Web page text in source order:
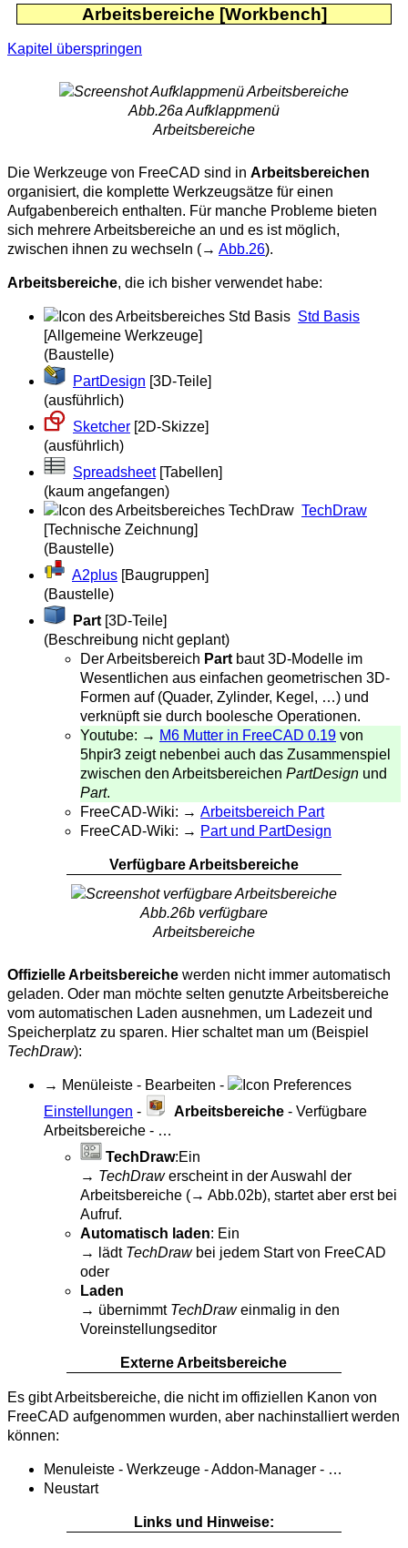
Arbeitsbereiche [Workbench]
Kapitel überspringen
Abb.26a Aufklappmenü
Arbeitsbereiche
Die Werkzeuge von FreeCAD sind in Arbeitsbereichen
organisiert, die komplette Werkzeugsätze für einen
Aufgabenbereich enthalten. Für manche Probleme bieten
sich mehrere Arbeitsbereiche an und es ist möglich,
zwischen ihnen zu wechseln (→ Abb.26).
Arbeitsbereiche, die ich bisher verwendet habe:
Std Basis
[Allgemeine Werkzeuge]
(Baustelle)
PartDesign [3D-Teile]
(ausführlich)
Sketcher [2D-Skizze]
(ausführlich)
Spreadsheet[Tabellen]
(kaum angefangen)
TechDraw
[Technische Zeichnung]
(Baustelle)
A2plus [Baugruppen]
(Baustelle)
Part [3D-Teile]
(Beschreibung nicht geplant)
Der Arbeitsbereich Part baut 3D-Modelle im
Wesentlichen aus einfachen geometrischen 3D-
Formen auf (Quader, Zylinder, Kegel, …) und
verknüpft sie durch boolesche Operationen.
Youtube: → M6 Mutter in FreeCAD 0.19 von
5hpir3 zeigt nebenbei auch das Zusammenspiel
zwischen den Arbeitsbereichen PartDesign und
Part.
FreeCAD-Wiki: → Arbeitsbereich Part
FreeCAD-Wiki: → Part und PartDesign
Verfügbare Arbeitsbereiche
Abb.26b verfügbare
Arbeitsbereiche
Offizielle Arbeitsbereiche werden nicht immer automatisch
geladen. Oder man möchte selten genutzte Arbeitsbereiche
vom automatischen Laden ausnehmen, um Ladezeit und
Speicherplatz zu sparen. Hier schaltet man um (Beispiel
TechDraw):
→ Menüleiste - Bearbeiten -
Einstellungen - Arbeitsbereiche - Verfügbare
Arbeitsbereiche - …
TechDraw:Ein
→ TechDrawerscheint in der Auswahl der
Arbeitsbereiche (→ Abb.02b), startet aber erst bei
Aufruf.
Automatisch laden: Ein
→ lädt TechDrawbei jedem Start von FreeCAD
oder
Laden
→ übernimmt TechDraweinmalig in den
Voreinstellungseditor
Externe Arbeitsbereiche
Es gibt Arbeitsbereiche, die nicht im offiziellen Kanon von
FreeCAD aufgenommen wurden, aber nachinstalliert werden
können:
Menuleiste - Werkzeuge - Addon-Manager - …
Neustart
Links und Hinweise: